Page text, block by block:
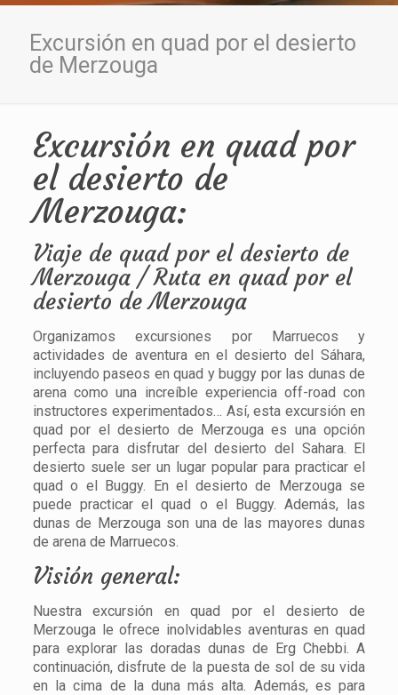
Excursión en quad por el desierto
de Merzouga
Excursión en quad por
el desierto de
Merzouga:
Viaje de quad por el desierto de
Merzouga / Ruta en quad por el
desierto de Merzouga
Organizamos excursiones por Marruecos y
actividades de aventura en el desierto del Sáhara,
incluyendo paseos en quad y buggy por las dunas de
arena como una increíble experiencia off-road con
instructores experimentados… Así, esta excursión en
quad por el desierto de Merzouga es una opción
perfecta para disfrutar del desierto del Sahara. El
desierto suele ser un lugar popular para practicar el
quad o el Buggy. En el desierto de Merzouga se
puede practicar el quad o el Buggy. Además, las
dunas de Merzouga son una de las mayores dunas
de arena de Marruecos.
Visión general:
Nuestra excursión en quad por el desierto de
Merzouga le ofrece inolvidables aventuras en quad
para explorar las doradas dunas de Erg Chebbi. A
continuación, disfrute de la puesta de sol de su vida
en la cima de la duna más alta. Además, es para